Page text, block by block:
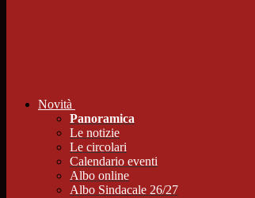
Novità
Panoramica
Le notizie
Le circolari
Calendario eventi
Albo online
Albo Sindacale 26/27